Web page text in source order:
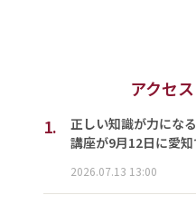
アクセ
1.
正しい知識が力にな
講座が9月12日に愛
2026.07.13 13:00